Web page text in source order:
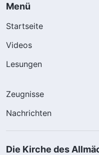
Menü
Startseite
Videos
Lesungen
Zeugnisse
Nachrichten
Die Kirche des